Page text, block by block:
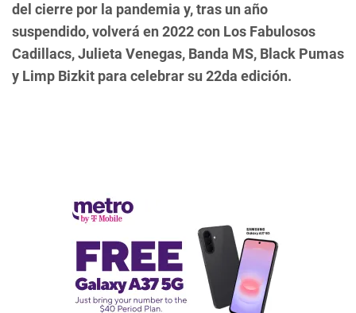
del cierre por la pandemia y, tras un año
suspendido, volverá en 2022 con Los Fabulosos
Cadillacs, Julieta Venegas, Banda MS, Black Pumas
y Limp Bizkit para celebrar su 22da edición.